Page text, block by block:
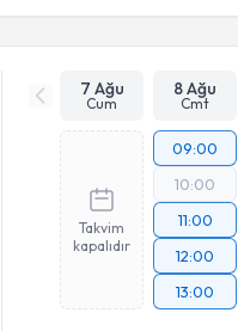
7 Ağu
Cum
8 Ağu
Cmt
Takvim
kapalıdır
09:00
10:00
11:00
12:00
13:00